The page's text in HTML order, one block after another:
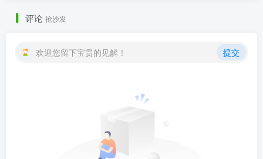
评论 抢沙发
欢迎您留下宝贵的见解！ 提交